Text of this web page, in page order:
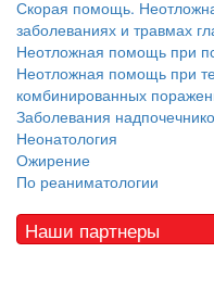
Скорая помощь.
заболеваниях и травмах
Неотложная помощь при
Неотложная помощь при
комбинированных
Заболевания
Неонатология
Ожирение
По реаниматологии
Наши партнеры